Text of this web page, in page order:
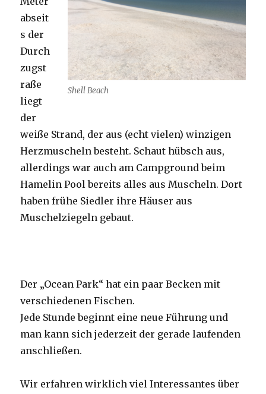
Shell Beach
abseit
s der
Durch
zugst
raße
liegt
der
weiße Strand, der aus (echt vielen) winzigen
Herzmuscheln besteht. Schaut hübsch aus,
allerdings war auch am Campground beim
Hamelin Pool bereits alles aus Muscheln. Dort
haben frühe Siedler ihre Häuser aus
Muschelziegeln gebaut.
Der „Ocean Park“ hat ein paar Becken mit
verschiedenen Fischen.
Jede Stunde beginnt eine neue Führung und
man kann sich jederzeit der gerade laufenden
anschließen.
Wir erfahren wirklich viel Interessantes über